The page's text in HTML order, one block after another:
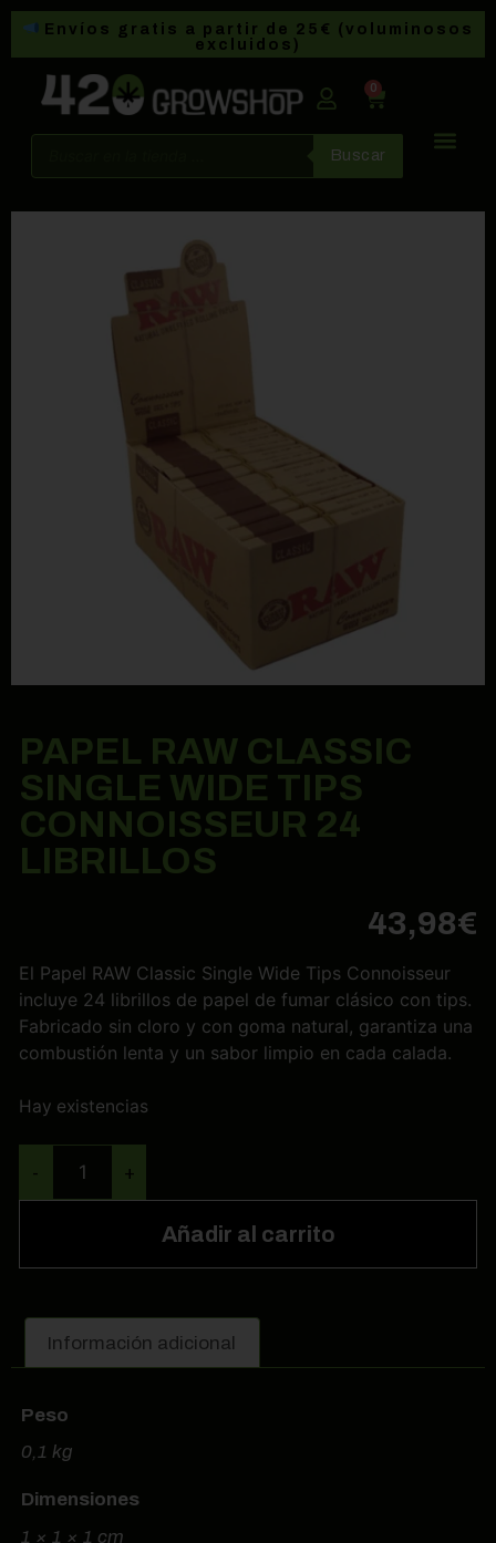
Envíos gratis a partir de 25€ (voluminosos
excluidos)
0
Buscar
PAPEL RAW CLASSIC
SINGLE WIDE TIPS
CONNOISSEUR 24
LIBRILLOS
43,98€
El Papel RAW Classic Single Wide Tips Connoisseur
incluye 24 librillos de papel de fumar clásico con tips.
Fabricado sin cloro y con goma natural, garantiza una
combustión lenta y un sabor limpio en cada calada.
Hay existencias
- +
Añadir al carrito
Información adicional
Peso
0,1 kg
Dimensiones
1 × 1 × 1 cm